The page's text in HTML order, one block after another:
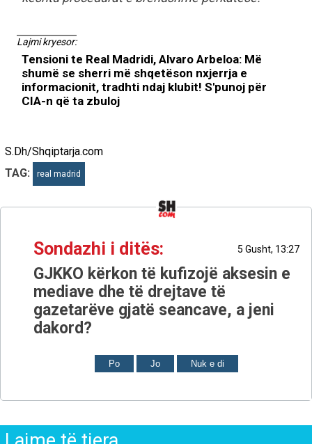
Lajmi kryesor:
Tensioni te Real Madridi, Alvaro Arbeloa: Më
shumë se sherri më shqetëson nxjerrja e
informacionit, tradhti ndaj klubit! S'punoj për
CIA-n që ta zbuloj
S.Dh/Shqiptarja.com
TAG:
real madrid
Sondazhi i ditës: 5 Gusht, 13:27
GJKKO kërkon të kufizojë aksesin e
mediave dhe të drejtave të
gazetarëve gjatë seancave, a jeni
dakord?
Po Jo Nuk e di